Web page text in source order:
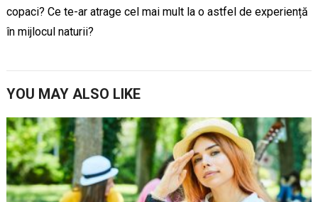
copaci? Ce te-ar atrage cel mai mult la o astfel de experiență
în mijlocul naturii?
YOU MAY ALSO LIKE